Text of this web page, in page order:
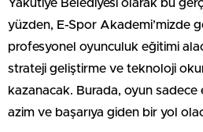
Yakutiye Belediyesi olarak bu
yüzden, E-Spor Akademi’mizde
profesyonel oyunculuk eğitimi
strateji geliştirme ve teknoloji
kazanacak. Burada, oyun sadece
azim ve başarıya giden bir yol